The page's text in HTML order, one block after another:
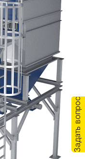
Задать вопрос